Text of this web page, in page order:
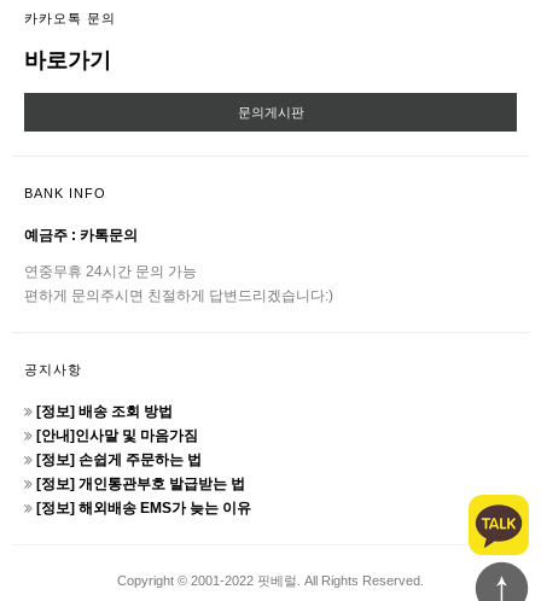
카카오톡 문의
바로가기
문의게시판
BANK INFO
예금주 : 카톡문의
연중무휴 24시간 문의 가능
편하게 문의주시면 친절하게 답변드리겠습니다:)
공지사항
[정보] 배송 조회 방법
[안내]인사말 및 마음가짐
[정보] 손쉽게 주문하는 법
[정보] 개인통관부호 발급받는 법
[정보] 해외배송 EMS가 늦는 이유
Copyright © 2001-2022 핏베럴. All Rights Reserved.